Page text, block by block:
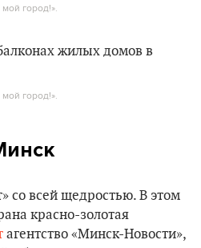
город!».
город!».
со всей щедростью. В этом
красно-золотая
агентство «Минск-Новости»,